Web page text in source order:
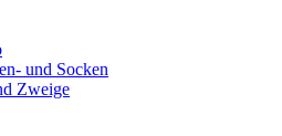
und Socken
Zweige